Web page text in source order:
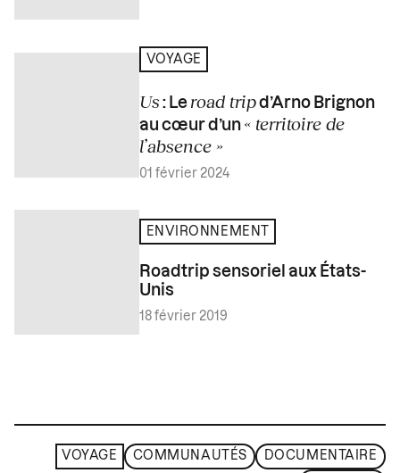
VOYAGE
Us: Le road tripd’Arno Brignon
au cœur d’un « territoire de
l’absence »
01 février 2024
ENVIRONNEMENT
Roadtrip sensoriel aux États-
Unis
18 février 2019
VOYAGE COMMUNAUTÉS DOCUMENTAIRE